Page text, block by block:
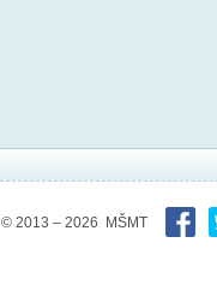
© 2013 – 2026 MŠMT